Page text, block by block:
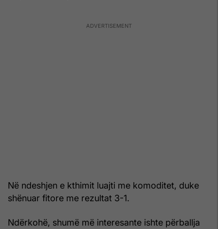
Në ndeshjen e kthimit luajti me komoditet, duke
shënuar fitore me rezultat 3-1.
Ndërkohë, shumë më interesante ishte përballja